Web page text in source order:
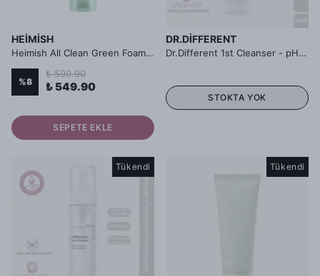
HEIMISH
Heimish All Clean Green Foam pH 5.5 - Cilt Temizleme Köpüğü
%8
₺ 599.90
₺ 549.90
SEPETE EKLE
DR.DIFFERENT
Dr.Different 1st Cleanser - pH Dengeleyici Yüz Temizleme Jeli 1.Aşama
STOKTA YOK
Tükendi Tükendi